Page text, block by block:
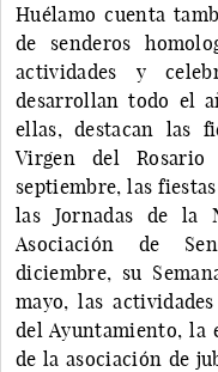
Huélamo cuenta
de senderos
actividades y
desarrollan todo el
ellas, destacan las
Virgen del
septiembre, las
las Jornadas de la
Asociación de
diciembre, su
mayo, las
del Ayuntamiento, la
de la asociación de